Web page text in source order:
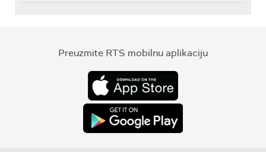
Preuzmite RTS mobilnu aplikaciju